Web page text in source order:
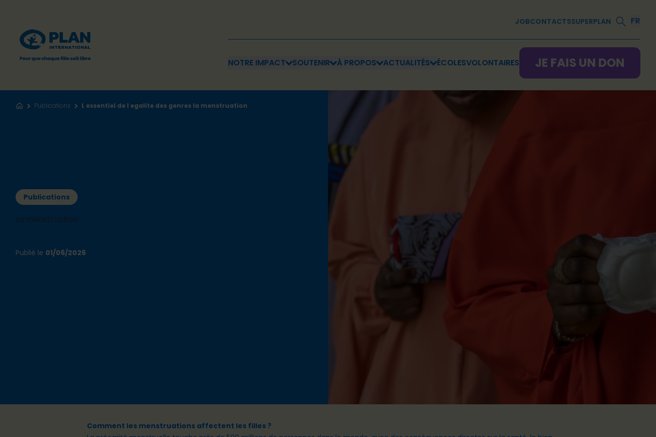
JOBCONTACTSSUPERPLAN FR
NOTRE IMPACT SOUTENIR À PROPOS ACTUALITÉS ÉCOLESVOLONTAIRES JE FAIS UN DON
AccueilPublications L essentiel de l egalite des genres la menstruation
Publications
La menstruation
Publié le 01/06/2026
Comment les menstruations affectent les filles ?